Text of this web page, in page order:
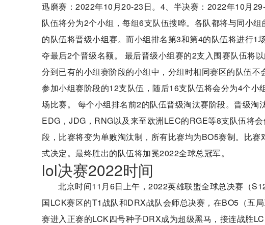
迅磨赛：2022年10月20-23日。4、半决赛：2022年10月
队伍将分为2个小组，每组6支队伍搜哗。各队都将与同小
的队伍将晋级小组赛。而小组排名第3和第4的队伍将进行
夺最后2个晋级名额。 最后晋级小组赛的2支入围赛队伍将
分到已有的小组赛阶段的小组中，分组时相同赛区的队伍
参加小组赛阶段的12支队伍，随后16支队伍将会分为4个
场比赛。 每个小组排名前2的队伍晋级淘汰赛阶段。晋级
EDG，JDG，RNG以及来至欧洲LEC的RGE等8支队伍将
段，比赛将变为单败淘汰制，所有比赛均为BO5赛制。比
式决定。最终胜出的队伍将加冕2022全球总冠军。
lol决赛2022时间
北京时间11月6日上午，2022英雄联盟全球总决赛（
国LCK赛区的T1战队和DRX战队会师总决赛，在BO5（五
赛进入正赛的LCK四号种子DRX成为超级黑马，接连战胜